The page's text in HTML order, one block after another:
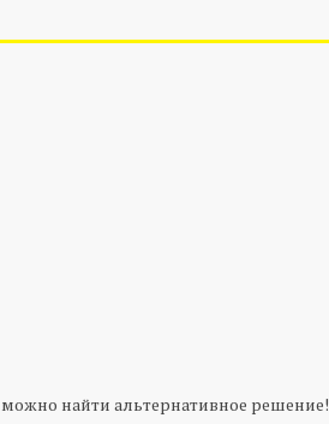
можно найти альтернативное решение!